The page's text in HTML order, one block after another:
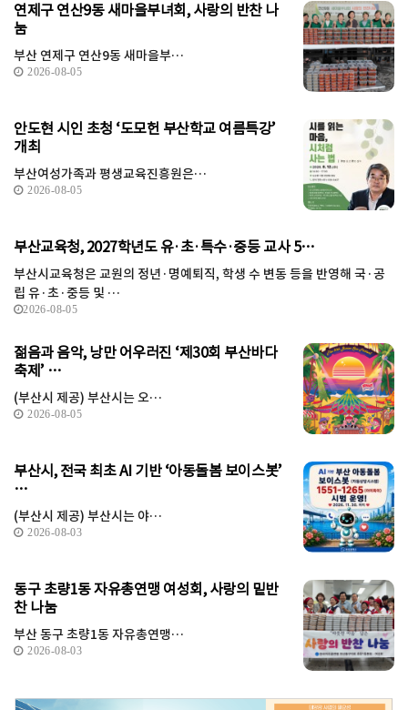
연제구 연산9동 새마을부녀회, 사랑의 반찬 나
눔
부산 연제구 연산9동 새마을부…
2026-08-05
안도현 시인 초청 ‘도모헌 부산학교 여름특강’
개최
부산여성가족과 평생교육진흥원은…
2026-08-05
부산교육청, 2027학년도 유·초·특수·중등 교사 5…
부산시교육청은 교원의 정년·명예퇴직, 학생 수 변동 등을 반영해 국·공
립 유·초·중등 및 …
2026-08-05
젊음과 음악, 낭만 어우러진 ‘제30회 부산바다
축제’ …
(부산시 제공) 부산시는 오…
2026-08-05
부산시, 전국 최초 AI 기반 ‘아동돌봄 보이스봇’
…
(부산시 제공) 부산시는 야…
2026-08-03
동구 초량1동 자유총연맹 여성회, 사랑의 밑반
찬 나눔
부산 동구 초량1동 자유총연맹…
2026-08-03